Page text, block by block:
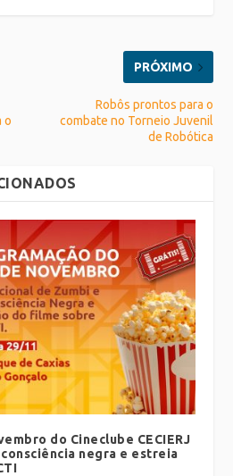
o
PRÓXIMO
Robôs prontos para o
combate no Torneio Juvenil
de Robótica
do Cineclube CECIERJ
negra e estreia